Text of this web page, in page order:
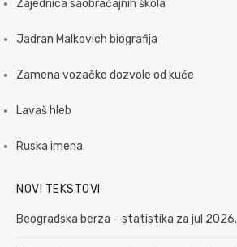
Zajednica saobraćajnih škola
Jadran Malkovich biografija
Zamena vozačke dozvole od kuće
Lavaš hleb
Ruska imena
NOVI TEKSTOVI
Beogradska berza – statistika za jul 2026.